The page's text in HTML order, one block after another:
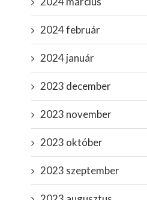
2024 február
2024 január
2023 december
2023 november
2023 október
2023 szeptember